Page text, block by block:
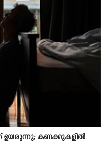
ഉയരുന്നു; കണക്കുകളിൽ